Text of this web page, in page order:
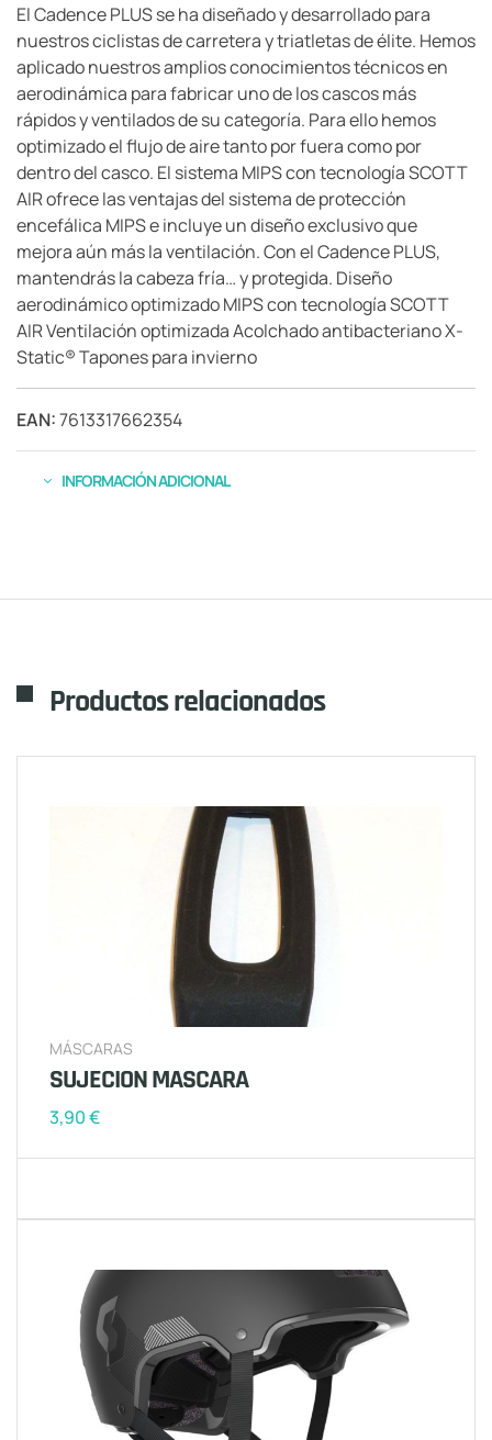
El Cadence PLUS se ha diseñado y desarrollado para
nuestros ciclistas de carretera y triatletas de élite. Hemos
aplicado nuestros amplios conocimientos técnicos en
aerodinámica para fabricar uno de los cascos más
rápidos y ventilados de su categoría. Para ello hemos
optimizado el flujo de aire tanto por fuera como por
dentro del casco. El sistema MIPS con tecnología SCOTT
AIR ofrece las ventajas del sistema de protección
encefálica MIPS e incluye un diseño exclusivo que
mejora aún más la ventilación. Con el Cadence PLUS,
mantendrás la cabeza fría… y protegida. Diseño
aerodinámico optimizado MIPS con tecnología SCOTT
AIR Ventilación optimizada Acolchado antibacteriano X-
Static® Tapones para invierno
EAN:7613317662354
INFORMACIÓN ADICIONAL
Productos relacionados
MÁSCARAS
SUJECION MASCARA
3,90€